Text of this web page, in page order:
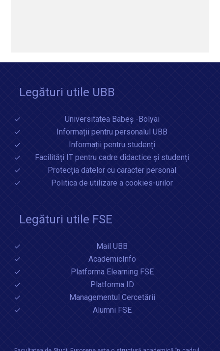
Legături utile UBB
Universitatea Babeș -Bolyai
Informații pentru personalul UBB
Informații pentru studenți
Facilități IT pentru cadre didactice și studenți
Protecția datelor cu caracter personal
Politica de utilizare a cookies-urilor
Legături utile FSE
Mail UBB
AcademicInfo
Platforma Elearning FSE
Platforma ID
Managementul Cercetării
Alumni FSE